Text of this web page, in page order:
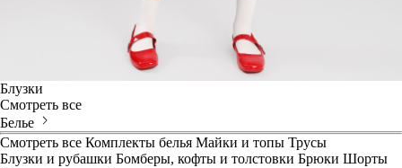
Блузки
Смотреть все
Белье
Смотреть все Комплекты белья Майки и топы Трусы
Блузки и рубашки Бомберы, кофты и толстовки Брюки Шорты